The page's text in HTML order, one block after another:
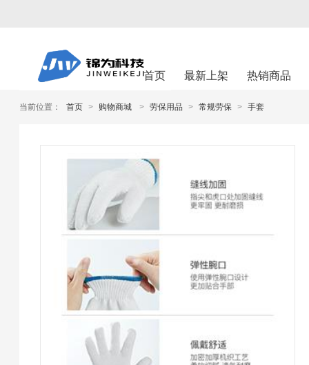
首页 最新上架 热销商品
当前位置： 首页 > 购物商城 > 劳保用品 > 常规劳保 > 手套